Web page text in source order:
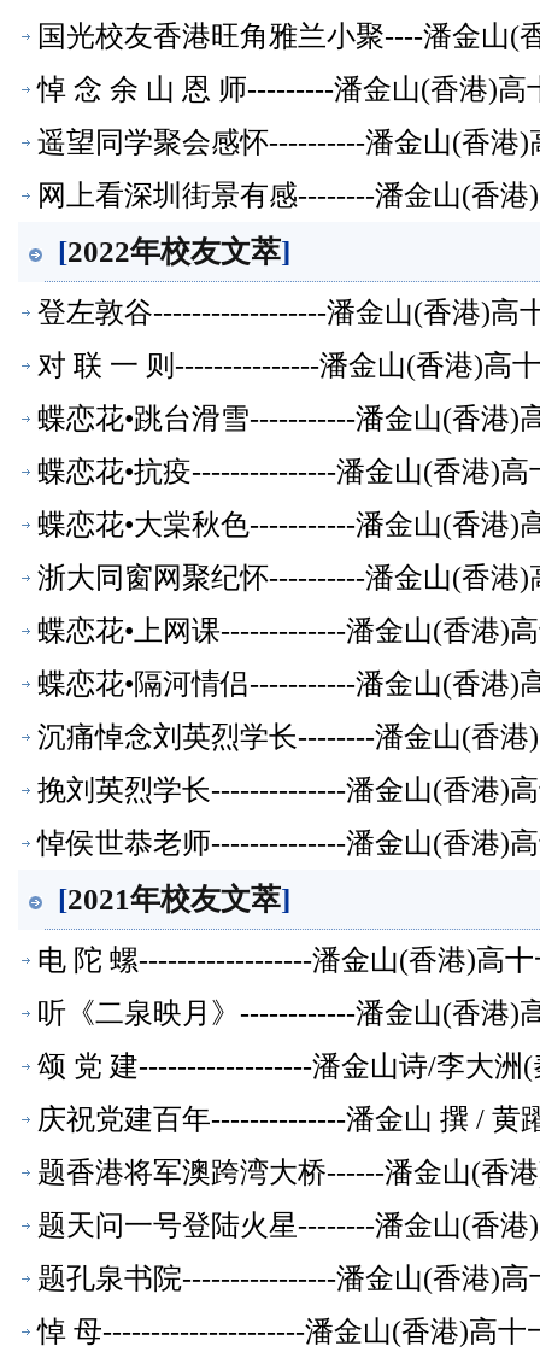
国光校友香港旺角雅兰小聚----潘金山(
悼 念 余 山 恩 师---------潘金山(香港)高
遥望同学聚会感怀----------潘金山(香港
网上看深圳街景有感--------潘金山(香
[2022年校友文萃]
登左敦谷------------------潘金山(香港)高
对 联 一 则---------------潘金山(香港)高
蝶恋花•跳台滑雪-----------潘金山(香港)
蝶恋花•抗疫---------------潘金山(香港)
蝶恋花•大棠秋色-----------潘金山(香港)
浙大同窗网聚纪怀----------潘金山(香港
蝶恋花•上网课-------------潘金山(香港)
蝶恋花•隔河情侣-----------潘金山(香港)
沉痛悼念刘英烈学长--------潘金山(香
挽刘英烈学长--------------潘金山(香港)
悼侯世恭老师--------------潘金山(香港)
[2021年校友文萃]
电 陀 螺------------------潘金山(香港)高
听《二泉映月》------------潘金山(香港)
颂 党 建------------------潘金山诗/李大洲
庆祝党建百年--------------潘金山 撰 / 黄
题香港将军澳跨湾大桥------潘金山(香
题天问一号登陆火星--------潘金山(香
题孔泉书院----------------潘金山(香港)
悼 母---------------------潘金山(香港)高十